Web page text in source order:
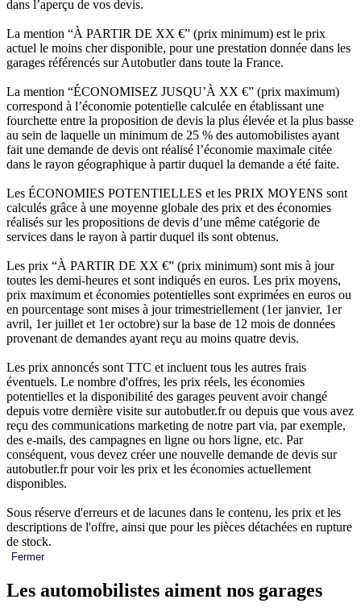
dans l’aperçu de vos devis.
La mention “À PARTIR DE XX €” (prix minimum) est le prix
actuel le moins cher disponible, pour une prestation donnée dans les
garages référencés sur Autobutler dans toute la France.
La mention “ÉCONOMISEZ JUSQU’À XX €” (prix maximum)
correspond à l’économie potentielle calculée en établissant une
fourchette entre la proposition de devis la plus élevée et la plus basse
au sein de laquelle un minimum de 25 % des automobilistes ayant
fait une demande de devis ont réalisé l’économie maximale citée
dans le rayon géographique à partir duquel la demande a été faite.
Les ÉCONOMIES POTENTIELLES et les PRIX MOYENS sont
calculés grâce à une moyenne globale des prix et des économies
réalisés sur les propositions de devis d’une même catégorie de
services dans le rayon à partir duquel ils sont obtenus.
Les prix “À PARTIR DE XX €” (prix minimum) sont mis à jour
toutes les demi-heures et sont indiqués en euros. Les prix moyens,
prix maximum et économies potentielles sont exprimées en euros ou
en pourcentage sont mises à jour trimestriellement (1er janvier, 1er
avril, 1er juillet et 1er octobre) sur la base de 12 mois de données
provenant de demandes ayant reçu au moins quatre devis.
Les prix annoncés sont TTC et incluent tous les autres frais
éventuels. Le nombre d'offres, les prix réels, les économies
potentielles et la disponibilité des garages peuvent avoir changé
depuis votre dernière visite sur autobutler.fr ou depuis que vous avez
reçu des communications marketing de notre part via, par exemple,
des e-mails, des campagnes en ligne ou hors ligne, etc. Par
conséquent, vous devez créer une nouvelle demande de devis sur
autobutler.fr pour voir les prix et les économies actuellement
disponibles.
Sous réserve d'erreurs et de lacunes dans le contenu, les prix et les
descriptions de l'offre, ainsi que pour les pièces détachées en rupture
de stock.
Fermer
Les automobilistes aiment nos garages